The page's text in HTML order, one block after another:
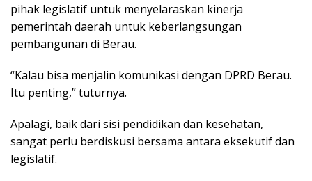
pihak legislatif untuk menyelaraskan kinerja
pemerintah daerah untuk keberlangsungan
pembangunan di Berau.
“Kalau bisa menjalin komunikasi dengan DPRD Berau.
Itu penting,” tuturnya.
Apalagi, baik dari sisi pendidikan dan kesehatan,
sangat perlu berdiskusi bersama antara eksekutif dan
legislatif.